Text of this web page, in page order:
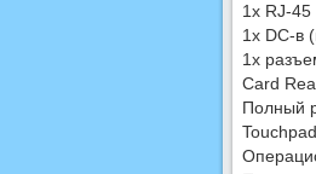
1x RJ-45
1x DC-в
1x
Card
Полный